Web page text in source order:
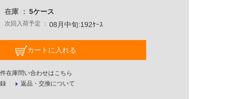
在庫 5ケース
次回入荷予定 08月中旬:192ｹｰｽ
カートに入れる
在庫問い合わせはこちら
返品・交換について